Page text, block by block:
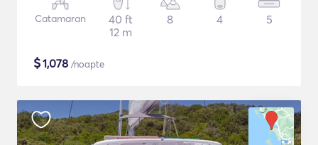
Catamaran
40 ft
12 m
8 4 5
$1,078 /noapte